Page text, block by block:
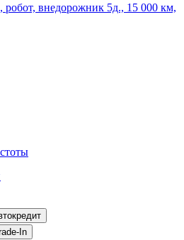
робот, внедорожник 5д., 15 000 км,
автокредит
Trade-In